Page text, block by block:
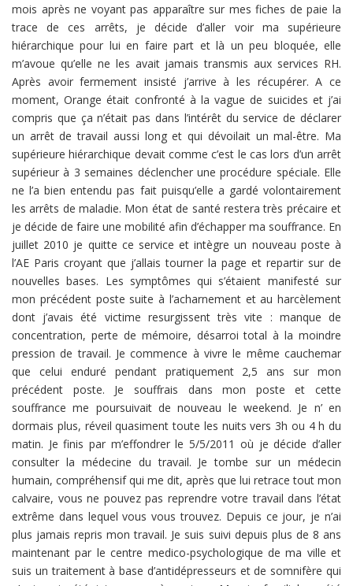
mois après ne voyant pas apparaître sur mes fiches de paie la
trace de ces arrêts, je décide d’aller voir ma supérieure
hiérarchique pour lui en faire part et là un peu bloquée, elle
m’avoue qu’elle ne les avait jamais transmis aux services RH.
Après avoir fermement insisté j’arrive à les récupérer. A ce
moment, Orange était confronté à la vague de suicides et j’ai
compris que ça n’était pas dans l’intérêt du service de déclarer
un arrêt de travail aussi long et qui dévoilait un mal-être. Ma
supérieure hiérarchique devait comme c’est le cas lors d’un arrêt
supérieur à 3 semaines déclencher une procédure spéciale. Elle
ne l’a bien entendu pas fait puisqu’elle a gardé volontairement
les arrêts de maladie. Mon état de santé restera très précaire et
je décide de faire une mobilité afin d’échapper ma souffrance. En
juillet 2010 je quitte ce service et intègre un nouveau poste à
l’AE Paris croyant que j’allais tourner la page et repartir sur de
nouvelles bases. Les symptômes qui s’étaient manifesté sur
mon précédent poste suite à l’acharnement et au harcèlement
dont j’avais été victime resurgissent très vite : manque de
concentration, perte de mémoire, désarroi total à la moindre
pression de travail. Je commence à vivre le même cauchemar
que celui enduré pendant pratiquement 2,5 ans sur mon
précédent poste. Je souffrais dans mon poste et cette
souffrance me poursuivait de nouveau le weekend. Je n’ en
dormais plus, réveil quasiment toute les nuits vers 3h ou 4 h du
matin. Je finis par m’effondrer le 5/5/2011 où je décide d’aller
consulter la médecine du travail. Je tombe sur un médecin
humain, compréhensif qui me dit, après que lui retrace tout mon
calvaire, vous ne pouvez pas reprendre votre travail dans l’état
extrême dans lequel vous vous trouvez. Depuis ce jour, je n’ai
plus jamais repris mon travail. Je suis suivi depuis plus de 8 ans
maintenant par le centre medico-psychologique de ma ville et
suis un traitement à base d’antidépresseurs et de somnifère qui